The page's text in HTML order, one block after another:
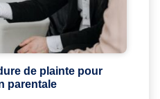
de plainte pour
parentale